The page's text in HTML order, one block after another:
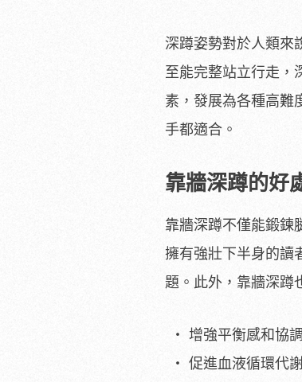
深蹲姿勢對於人類來
至能完整站立行走，
素，發展為各種高難
手都適合。
靠牆深蹲的好
靠牆深蹲不僅能鍛鍊
擁有強壯下半身的讀
題。此外，靠牆深蹲
增強平衡感和協
促進血液循環代